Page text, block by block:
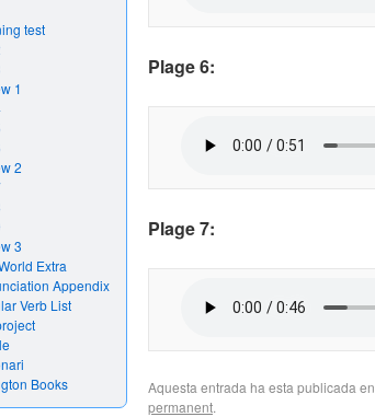
test
1
2
3
Extra
Appendix
Verb List
Books
Plage6:
Plage7:
Aquesta entrada ha esta publicada en
permanent.